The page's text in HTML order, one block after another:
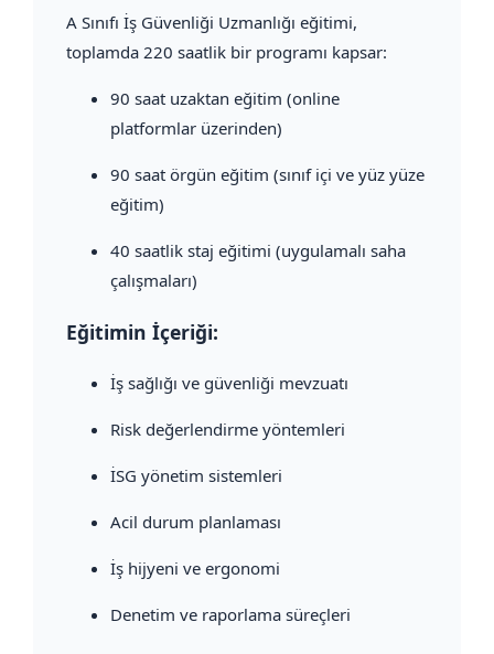
A Sınıfı İş Güvenliği Uzmanlığı eğitimi,
toplamda 220 saatlik bir programı kapsar:
90 saat uzaktan eğitim (online
platformlar üzerinden)
90 saat örgün eğitim (sınıf içi ve yüz yüze
eğitim)
40 saatlik staj eğitimi (uygulamalı saha
çalışmaları)
Eğitimin İçeriği:
İş sağlığı ve güvenliği mevzuatı
Risk değerlendirme yöntemleri
İSG yönetim sistemleri
Acil durum planlaması
İş hijyeni ve ergonomi
Denetim ve raporlama süreçleri